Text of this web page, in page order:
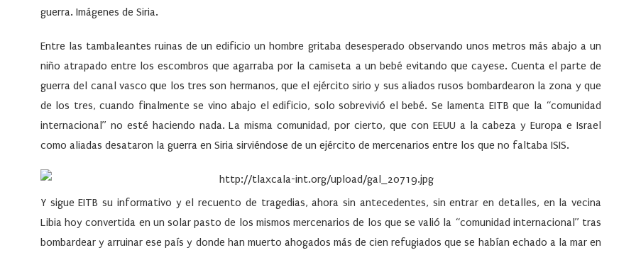
guerra. Imágenes de Siria.
Entre las tambaleantes ruinas de un edificio un hombre gritaba desesperado observando unos metros más abajo a un
niño atrapado entre los escombros que agarraba por la camiseta a un bebé evitando que cayese. Cuenta el parte de
guerra del canal vasco que los tres son hermanos, que el ejército sirio y sus aliados rusos bombardearon la zona y que
de los tres, cuando finalmente se vino abajo el edificio, solo sobrevivió el bebé. Se lamenta EITB que la “comunidad
internacional” no esté haciendo nada. La misma comunidad, por cierto, que con EEUU a la cabeza y Europa e Israel
como aliadas desataron la guerra en Siria sirviéndose de un ejército de mercenarios entre los que no faltaba ISIS.
Y sigue EITB su informativo y el recuento de tragedias, ahora sin antecedentes, sin entrar en detalles, en la vecina
Libia hoy convertida en un solar pasto de los mismos mercenarios de los que se valió la “comunidad internacional” tras
bombardear y arruinar ese país y donde han muerto ahogados más de cien refugiados que se habían echado a la mar en